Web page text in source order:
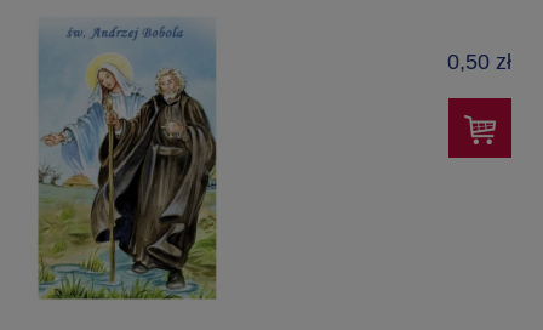
0,50 zł